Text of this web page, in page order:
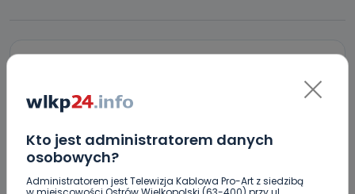
Kto jest administratorem danych
osobowych?
Administratorem jest Telewizja Kablowa Pro-Art z siedzibą
Wiadomość